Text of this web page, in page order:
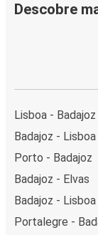
Descobre
Lisboa - Badajoz
Badajoz - Lisboa
Porto - Badajoz
Badajoz - Elvas
Badajoz -
Portalegre -